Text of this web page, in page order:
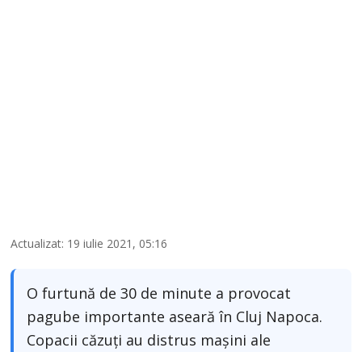
Actualizat: 19 iulie 2021, 05:16
O furtună de 30 de minute a provocat
pagube importante aseară în Cluj Napoca.
Copacii căzuți au distrus mașini ale